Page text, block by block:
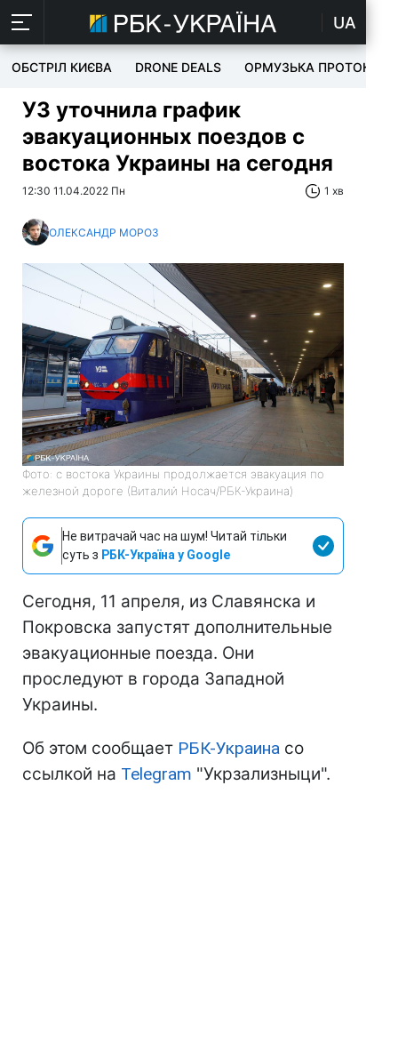
UA
ОБСТРІЛ КИЄВА DRONE DEALS ОРМУЗЬКА ПРОТОКА
УЗ уточнила график
эвакуационных поездов с
востока Украины на сегодня
12:30 11.04.2022 Пн 1 хв
ОЛЕКСАНДР МОРОЗ
Фото: с востока Украины продолжается эвакуация по
железной дороге (Виталий Носач/РБК-Украина)
Не витрачай час на шум! Читай тільки
суть з РБК-Україна у Google
Сегодня, 11 апреля, из Славянска и
Покровска запустят дополнительные
эвакуационные поезда. Они
проследуют в города Западной
Украины.
Об этом сообщает РБК-Украина со
ссылкой на Telegram "Укрзализныци".